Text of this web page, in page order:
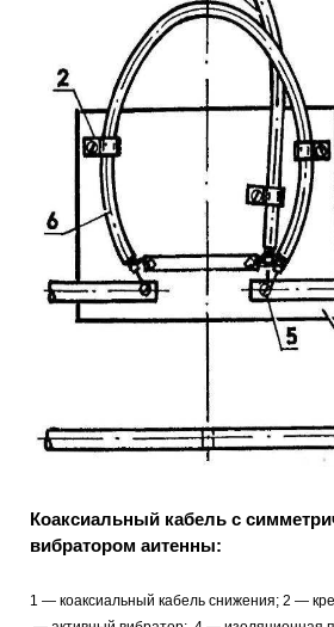
Коаксиальный кабель с
вибратором аитенны:
1 — коаксиальный кабель снижения; 2 —